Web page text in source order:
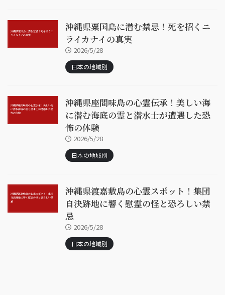
沖縄県粟国島に潜む禁忌！死を招くニ
ライカナイの真実
2026/5/28
日本の地域別
沖縄県座間味島の心霊伝承！美しい海
に潜む海底の霊と潜水士が遭遇した恐
怖の体験
2026/5/28
日本の地域別
沖縄県渡嘉敷島の心霊スポット！集団
自決跡地に響く慰霊の怪と恐ろしい禁
忌
2026/5/28
日本の地域別